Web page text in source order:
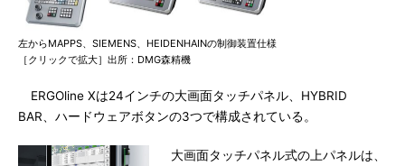
左からMAPPS、SIEMENS、HEIDENHAINの制御装置仕様
［クリックで拡大］出所：DMG森精機
ERGOline Xは24インチの大画面タッチパネル、HYBRID
BAR、ハードウェアボタンの3つで構成されている。
大画面タッチパネル式の上パネルは、